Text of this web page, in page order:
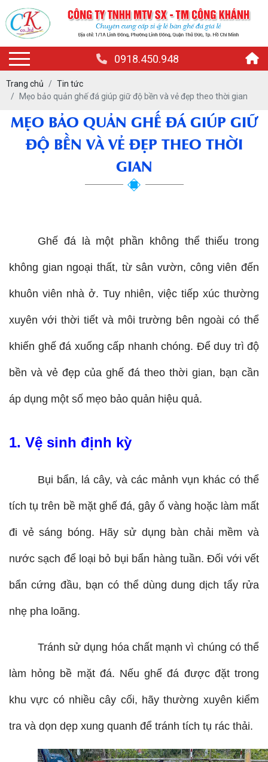
0918.450.948
Trang chủ
Tin tức
Mẹo bảo quản ghế đá giúp giữ độ bền và vẻ đẹp theo thời gian
MẸO BẢO QUẢN GHẾ ĐÁ GIÚP GIỮ
ĐỘ BỀN VÀ VẺ ĐẸP THEO THỜI
GIAN
Ghế đá là một phần không thể thiếu trong
không gian ngoại thất, từ sân vườn, công viên đến
khuôn viên nhà ở. Tuy nhiên, việc tiếp xúc thường
xuyên với thời tiết và môi trường bên ngoài có thể
khiến ghế đá xuống cấp nhanh chóng. Để duy trì độ
bền và vẻ đẹp của ghế đá theo thời gian, bạn cần
áp dụng một số mẹo bảo quản hiệu quả.
1. Vệ sinh định kỳ
Bụi bẩn, lá cây, và các mảnh vụn khác có thể
tích tụ trên bề mặt ghế đá, gây ố vàng hoặc làm mất
đi vẻ sáng bóng. Hãy sử dụng bàn chải mềm và
nước sạch để loại bỏ bụi bẩn hàng tuần. Đối với vết
bẩn cứng đầu, bạn có thể dùng dung dịch tẩy rửa
nhẹ pha loãng.
Tránh sử dụng hóa chất mạnh vì chúng có thể
làm hỏng bề mặt đá. Nếu ghế đá được đặt trong
khu vực có nhiều cây cối, hãy thường xuyên kiểm
tra và dọn dẹp xung quanh để tránh tích tụ rác thải.